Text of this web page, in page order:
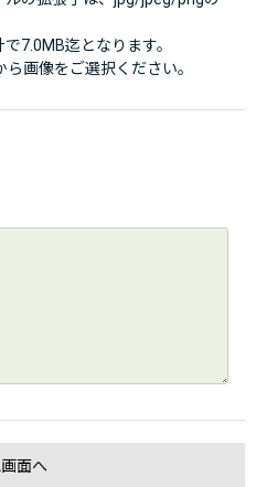
7.0MB迄となります。
画像をご選択ください。